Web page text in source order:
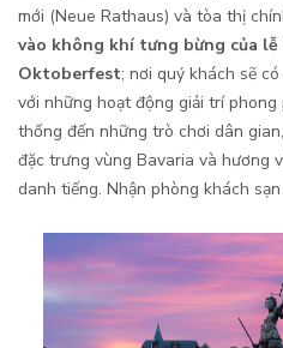
mới (Neue Rathaus) và tòa thị
vào không khí tưng bừng của
Oktoberfest; nơi quý khách sẽ
với những hoạt động giải trí
thống đến những trò chơi dân
đặc trưng vùng Bavaria và hương
danh tiếng. Nhận phòng khách